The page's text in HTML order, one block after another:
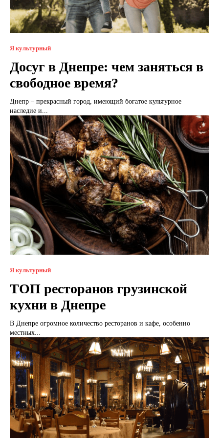
Я культурный
Досуг в Днепре: чем заняться в
свободное время?
Днепр – прекрасный город, имеющий богатое культурное
наследие и...
Я культурный
ТОП ресторанов грузинской
кухни в Днепре
В Днепре огромное количество ресторанов и кафе, особенно
местных...